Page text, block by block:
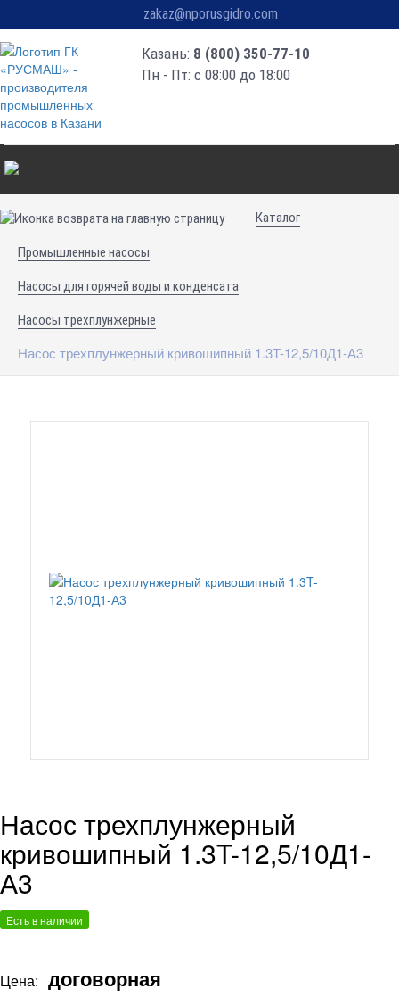
zakaz@nporusgidro.com
Казань: 8 (800) 350-77-10
Пн - Пт: с 08:00 до 18:00
Каталог
Промышленные насосы
Насосы для горячей воды и конденсата
Насосы трехплунжерные
Насос трехплунжерный кривошипный 1.3T-12,5/10Д1-А3
Насос трехплунжерный
кривошипный 1.3T-12,5/10Д1-
А3
Есть в наличии
Цена: договорная